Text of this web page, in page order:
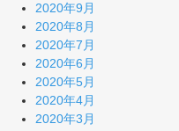
2020年9月
2020年8月
2020年7月
2020年6月
2020年5月
2020年4月
2020年3月